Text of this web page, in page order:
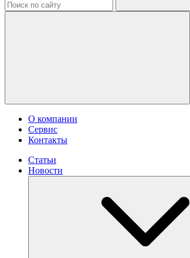
О компании
Сервис
Контакты
Статьи
Новости